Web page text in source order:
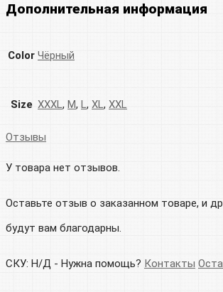
Дополнительная информация
Color Чёрный
Size XXXL, M, L, XL, XXL
Отзывы
У товара нет отзывов.
Оставьте отзыв о заказанном товаре, и
будут вам благодарны.
СКУ: Н/Д - Нужна помощь? Контакты